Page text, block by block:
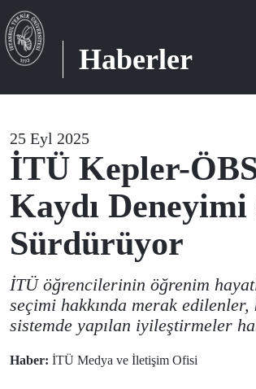
Haberler
25 Eyl 2025
İTÜ Kepler-
Kaydı
Sürdürüyor
İTÜ öğrencilerinin öğrenim
seçimi hakkında merak
sistemde yapılan iyileştirmeler
Haber: İTÜ Medya ve İletişim Ofisi